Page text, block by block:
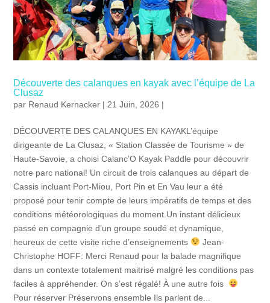
Découverte des calanques en kayak avec l’équipe de La
Clusaz
par Renaud Kernacker | 21 Juin, 2026 |
DÉCOUVERTE DES CALANQUES EN KAYAKL’équipe
dirigeante de La Clusaz, « Station Classée de Tourisme » de
Haute-Savoie, a choisi Calanc’O Kayak Paddle pour découvrir
notre parc national! Un circuit de trois calanques au départ de
Cassis incluant Port-Miou, Port Pin et En Vau leur a été
proposé pour tenir compte de leurs impératifs de temps et des
conditions météorologiques du moment.Un instant délicieux
passé en compagnie d’un groupe soudé et dynamique,
heureux de cette visite riche d’enseignements
Jean-
Christophe HOFF: Merci Renaud pour la balade magnifique
dans un contexte totalement maitrisé malgré les conditions pas
faciles à appréhender. On s’est régalé! À une autre fois
Pour réserver Préservons ensemble Ils parlent de...